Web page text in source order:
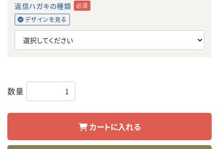
返信ハガキの種類 必須
デザインを見る
数量
カートに入れる